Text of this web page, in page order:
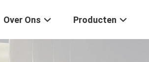
Over Ons Producten